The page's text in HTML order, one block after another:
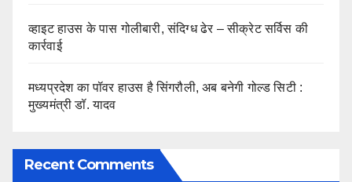
व्हाइट हाउस के पास गोलीबारी, संदिग्ध ढेर – सीक्रेट सर्विस की
कार्रवाई
मध्यप्रदेश का पॉवर हाउस है सिंगरौली, अब बनेगी गोल्ड सिटी :
मुख्यमंत्री डॉ. यादव
Recent Comments